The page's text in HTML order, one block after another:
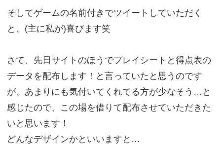
そしてゲームの名前付きでツイートしていただく
と、(主に私が)喜びます笑
さて、先日サイトのほうでプレイシートと得点表の
データを配布します！と言っていたと思うのです
が、あまりにも気付いてくれてる方が少なそう…と
感じたので、この場を借りて配布させていただきた
いと思います！
どんなデザインかといいますと…